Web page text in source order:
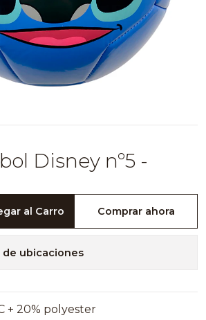
Disney nº5 -
al Carro Comprar ahora
de ubicaciones
+ 20% polyester